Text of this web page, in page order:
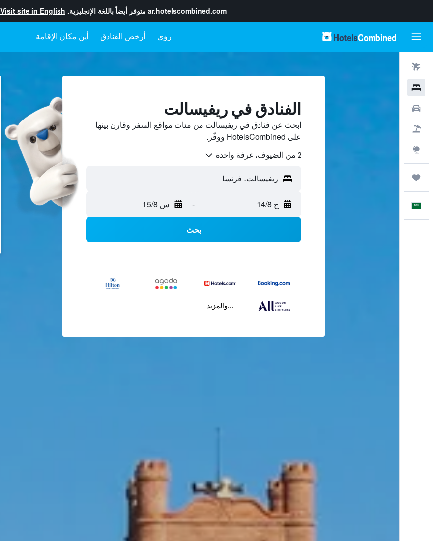
ar.hotelscombined.com متوفر أيضاً باللغة الإنجليزية. Visit site in English
رؤى أرخص الفنادق أين مكان الإقامة
الفنادق في ريفيسالت
ابحث عن فنادق في ريفيسالت من مئات مواقع السفر وقارن بينها
على HotelsCombined ووفّر.
2 من الضيوف، غرفة واحدة
ج 14/8 - س 15/8
بحث
...والمزيد